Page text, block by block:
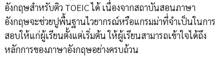
อังกฤษสำหรับติว TOEIC ได้ เนื่องจากสถาบันสอนภาษา
อังกฤษจะช่วยปูพื้นฐานไวยากรณ์หรือแกรมม่าที่จำเป็นในการ
สอบให้แก่ผู้เรียนตั้งแต่เริ่มต้น ให้ผู้เรียนสามารถเข้าใจได้ถึง
หลักการของภาษาอังกฤษอย่างครบถ้วน